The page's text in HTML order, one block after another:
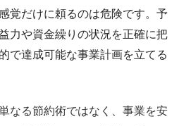
覚だけに頼るのは危険です。予
力や資金繰りの状況を正確に把
で達成可能な事業計画を立てる
なる節約術ではなく、事業を安